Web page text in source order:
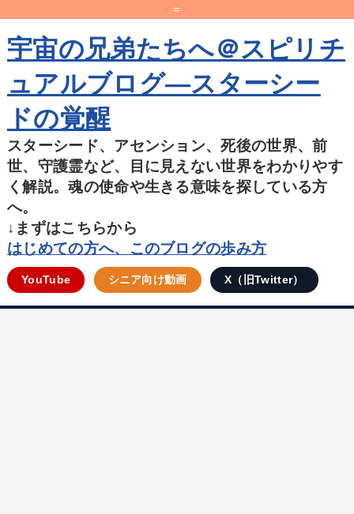
=
宇宙の兄弟たちへ＠スピリチ
ュアルブログ―スターシー
ドの覚醒
スターシード、アセンション、死後の世界、前
世、守護霊など、目に見えない世界をわかりやす
く解説。魂の使命や生きる意味を探している方
へ。
↓まずはこちらから
はじめての方へ、このブログの歩み方
YouTube シニア向け動画 X（旧Twitter）